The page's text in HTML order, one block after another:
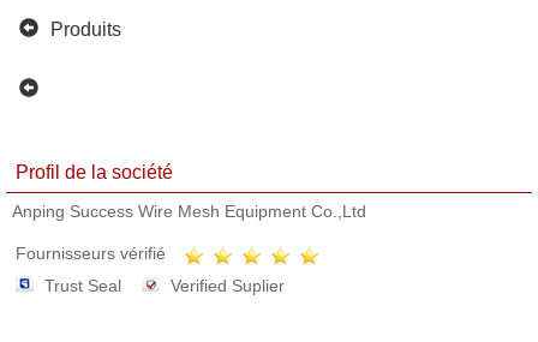
Produits
Profil de la société
Anping Success Wire Mesh Equipment Co.,Ltd
Fournisseurs vérifié
Trust Seal
Verified Suplier